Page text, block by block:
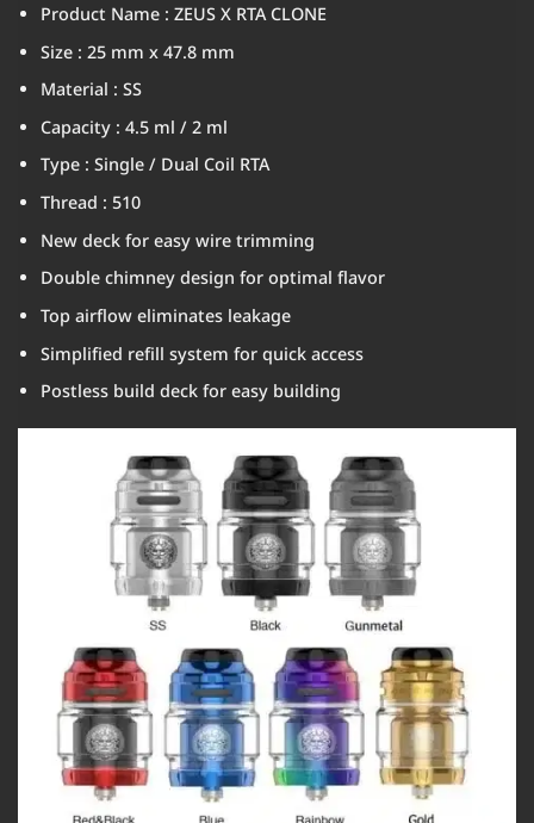
Product Name : ZEUS X RTA CLONE
Size : 25 mm x 47.8 mm
Material : SS
Capacity : 4.5 ml / 2 ml
Type : Single / Dual Coil RTA
Thread : 510
New deck for easy wire trimming
Double chimney design for optimal flavor
Top airflow eliminates leakage
Simplified refill system for quick access
Postless build deck for easy building